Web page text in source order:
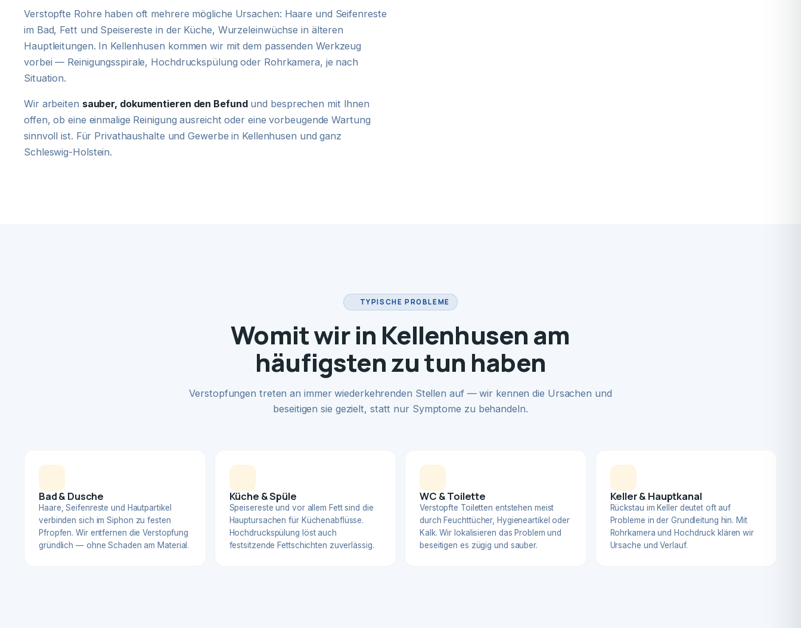
Verstopfte Rohre haben oft mehrere mögliche Ursachen: Haare und Seifenreste
im Bad, Fett und Speisereste in der Küche, Wurzeleinwüchse in älteren
Hauptleitungen. In Kellenhusen kommen wir mit dem passenden Werkzeug
vorbei — Reinigungsspirale, Hochdruckspülung oder Rohrkamera, je nach
Situation.
Wir arbeiten sauber, dokumentieren den Befundund besprechen mit Ihnen
offen, ob eine einmalige Reinigung ausreicht oder eine vorbeugende Wartung
sinnvoll ist. Für Privathaushalte und Gewerbe in Kellenhusen und ganz
Schleswig-Holstein.
TYPISCHE PROBLEME
Womit wir in Kellenhusen am
häufigsten zu tun haben
Verstopfungen treten an immer wiederkehrenden Stellen auf — wir kennen die Ursachen und
beseitigen sie gezielt, statt nur Symptome zu behandeln.
Bad & Dusche
Haare, Seifenreste und Hautpartikel
verbinden sich im Siphon zu festen
Pfropfen. Wir entfernen die Verstopfung
gründlich — ohne Schaden am Material.
Küche & Spüle
Speisereste und vor allem Fett sind die
Hauptursachen für Küchenabflüsse.
Hochdruckspülung löst auch
festsitzende Fettschichten zuverlässig.
WC & Toilette
Verstopfte Toiletten entstehen meist
durch Feuchttücher, Hygieneartikel oder
Kalk. Wir lokalisieren das Problem und
beseitigen es zügig und sauber.
Keller & Hauptkanal
Rückstau im Keller deutet oft auf
Probleme in der Grundleitung hin. Mit
Rohrkamera und Hochdruck klären wir
Ursache und Verlauf.